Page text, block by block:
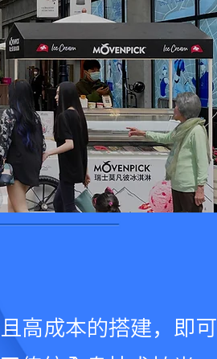
高成本的搭建，即可